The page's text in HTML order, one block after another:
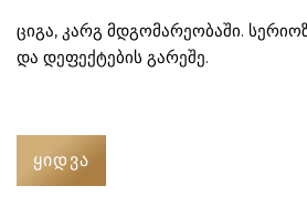
ციგა, კარგ მდგომარეობაში.
და დეფექტების გარეშე.
ᲧᲘᲓᲕᲐ